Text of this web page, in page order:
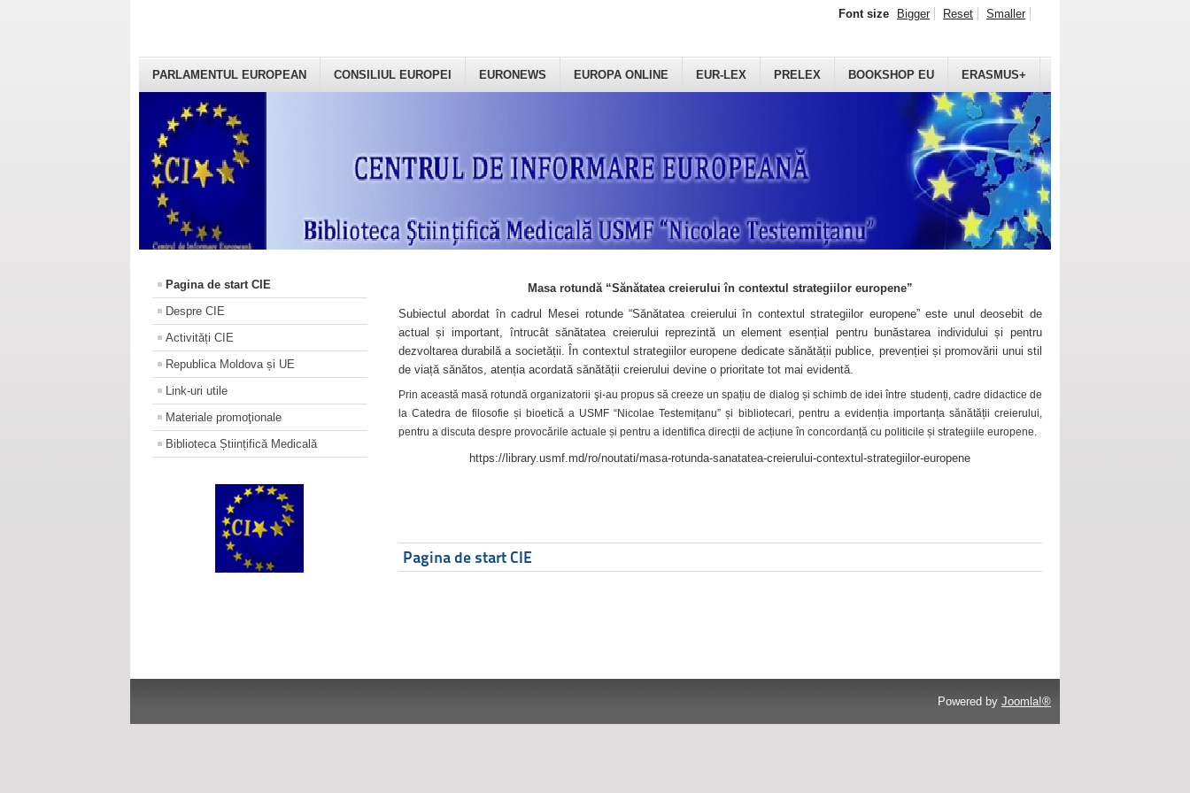
PARLAMENTUL EUROPEAN CONSILIUL EUROPEI EURONEWS EUROPA ONLINE EUR-LEX PRELEX BOOKSHOP EU ERASMUS+
Font size Bigger Reset Smaller
Pagina de start CIE
Despre CIE
Activități CIE
Republica Moldova și UE
Link-uri utile
Materiale promoţionale
Biblioteca Științifică Medicală
Masa rotundă “Sănătatea creierului în contextul strategiilor europene”
Subiectul abordat în cadrul Mesei rotunde “Sănătatea creierului în contextul strategiilor europene” este unul deosebit de
actual și important, întrucât sănătatea creierului reprezintă un element esențial pentru bunăstarea individului și pentru
dezvoltarea durabilă a societății. În contextul strategiilor europene dedicate sănătății publice, prevenției și promovării unui stil
de viață sănătos, atenția acordată sănătății creierului devine o prioritate tot mai evidentă.
Prin această masă rotundă organizatorii şi-au propus să creeze un spațiu de dialog și schimb de idei între studenți, cadre didactice de
la Catedra de filosofie și bioetică a USMF “Nicolae Testemițanu” și bibliotecari, pentru a evidenția importanța sănătății creierului,
pentru a discuta despre provocările actuale și pentru a identifica direcții de acțiune în concordanță cu politicile și strategiile europene.
https://library.usmf.md/ro/noutati/masa-rotunda-sanatatea-creierului-contextul-strategiilor-europene
Pagina de start CIE
Powered by Joomla!®